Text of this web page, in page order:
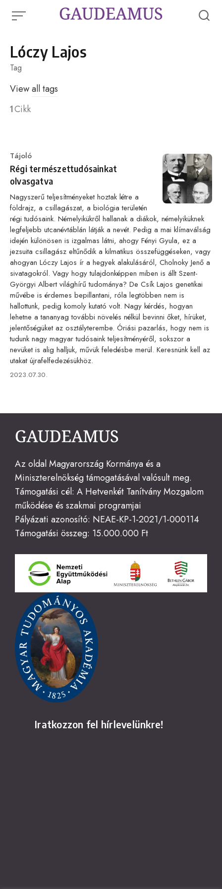
Lóczy Lajos
Tag
Viewall tags
1Cikk
Category
Tájoló
Régi természettudósainkat
olvasgatva
Nagyszerű teljesítményeket hoztak létre a
földrajz, a csillagászat, a biológia területén
régi tudósaink. Némelyikükről hallanak a diákok, némelyiküknek
legfeljebb utcanévtáblán látják a nevét. Pedig a mai klímaválság
idején különösen is izgalmas látni, ahogy Fényi Gyula, ez a
jezsuita csillagász eltűnődik a kilmatikus összefüggéseken, vagy
ahogyan Lóczy Lajos ír a hegyek alakulásáról, Cholnoky Jenő a
sivatagokról. Vagy hogy tulajdonképpen miben is állt Szent-
Györgyi Albert világhírű tudománya? De Csík Lajos genetikai
művébe is érdemes bepillantani, róla legtöbben nem is
hallottunk, pedig komoly kutató volt. Nagy kérdés, hogyan
lehetne a tananyag további növelés nélkül bevinni őket, hírüket,
jelentőségüket az osztályterembe. Óriási pazarlás, hogy nem is
tudunk nagy magyar tudósaink teljesítményéről, sokszor a
nevüket is alig halljuk, művük feledésbe merül. Keresnünk kell az
utakat újrafelfedezésükhöz.
Published
2023.07.30.
Az oldal Magyarország Kormánya és a
Miniszterelnökség támogatásával valósult meg.
Támogatási cél: A Hetvenkét Tanítvány Mozgalom
működése és szakmai programjai
Pályázati azonosító: NEAE-KP-1-2021/1-000114
Támogatási összeg: 15.000.000 Ft
Iratkozzon fel hírlevelünkre!